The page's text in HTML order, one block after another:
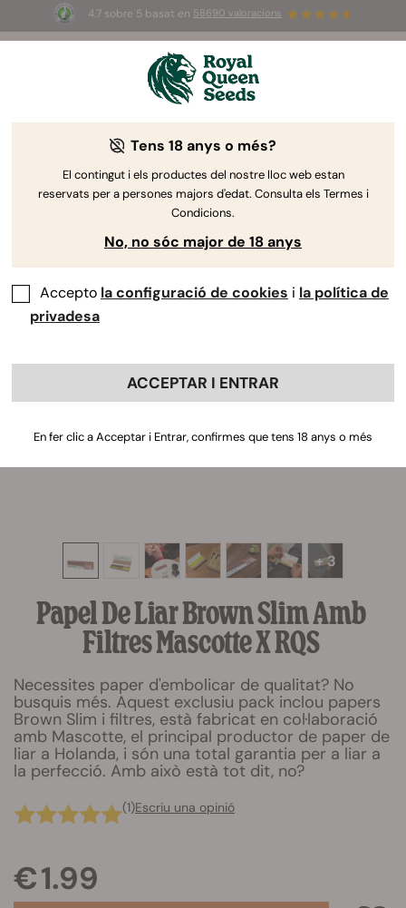
4.7 sobre 5 basat en 58690 valoracions
3 llavors White Widow Auto
+ 3
Papel De Liar Brown Slim Amb
Filtres Mascotte X RQS
Necessites paper d'embolicar de qualitat? No
busquis més. Aquest exclusiu pack inclou papers
Brown Slim i filtres, està fabricat en col·laboració
amb Mascotte, el principal productor de paper de
liar a Holanda, i són una total garantia per a liar a
la perfecció. Amb això està tot dit, no?
(1)Escriu una opinió
€ 1.99
Tens 18 anys o més?
El contingut i els productes del nostre lloc web estan
reservats per a persones majors d'edat. Consulta els Termes i
Condicions.
No, no sóc major de 18 anys
Accepto la configuració de cookies i la política de
privadesa
ACCEPTAR I ENTRAR
En fer clic a Acceptar i Entrar, confirmes que tens 18 anys o més